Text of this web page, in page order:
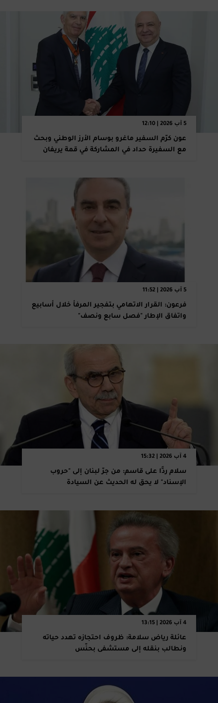
5 آب 2026 | 12:10
عون كرّم السفير ماغرو بوسام الأرز الوطني وبحث
مع السفيرة حداد في المشاركة في قمة يريفان
5 آب 2026 | 11:52
فرعون: القرار الاتهامي بتفجير المرفأ خلال أسابيع
واتفاق الإطار "فصل سابع ونصف"
4 آب 2026 | 15:32
سلام ردًّا على قاسم: من جرّ لبنان إلى "حروب
الإسناد" لا يحق له الحديث عن السيادة
4 آب 2026 | 13:15
عائلة رياض سلامة: ظروف احتجازه تهدد حياته
ونطالب بنقله إلى مستشفى بحنّس